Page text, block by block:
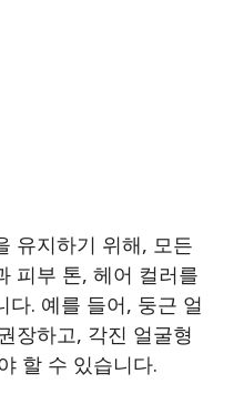
유지하기 위해, 모든
피부 톤, 헤어 컬러를
다. 예를 들어, 둥근 얼
장하고, 각진 얼굴형
할 수 있습니다.